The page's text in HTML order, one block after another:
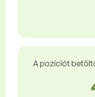
A pozíciót